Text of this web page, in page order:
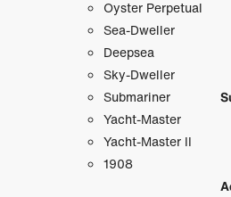
Oyster Perpetual
Sea‑Dweller
Deepsea
Sky‑Dweller
Submariner
Yacht‑Master
Yacht‑Master II
1908